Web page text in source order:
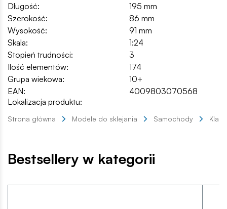
Długość:
195 mm
Szerokość:
86 mm
Wysokość:
91 mm
Skala:
1:24
Stopień trudności:
3
Ilość elementów:
174
Grupa wiekowa:
10+
EAN:
4009803070568
Lokalizacja produktu:
Strona główna Modele do sklejania Samochody
Bestsellery w kategorii